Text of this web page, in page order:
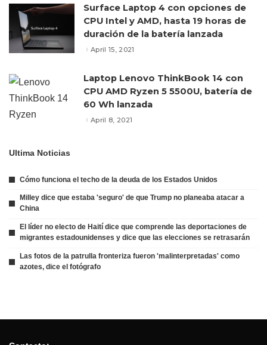
Surface Laptop 4 con opciones de
CPU Intel y AMD, hasta 19 horas de
duración de la batería lanzada
April 15, 2021
Laptop Lenovo ThinkBook 14 con
CPU AMD Ryzen 5 5500U, batería de
60 Wh lanzada
April 8, 2021
Ultima Noticias
Cómo funciona el techo de la deuda de los Estados Unidos
Milley dice que estaba 'seguro' de que Trump no planeaba atacar a
China
El líder no electo de Haití dice que comprende las deportaciones de
migrantes estadounidenses y dice que las elecciones se retrasarán
Las fotos de la patrulla fronteriza fueron 'malinterpretadas' como
azotes, dice el fotógrafo